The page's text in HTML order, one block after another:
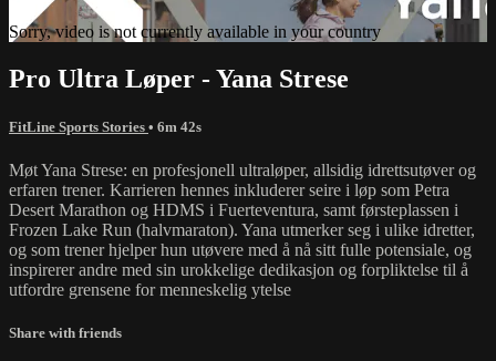
Sorry, video is not currently available in your country
Pro Ultra Løper - Yana Strese
FitLine Sports Stories • 6m 42s
Møt Yana Strese: en profesjonell ultraløper, allsidig idrettsutøver og
erfaren trener. Karrieren hennes inkluderer seire i løp som Petra
Desert Marathon og HDMS i Fuerteventura, samt førsteplassen i
Frozen Lake Run (halvmaraton). Yana utmerker seg i ulike idretter,
og som trener hjelper hun utøvere med å nå sitt fulle potensiale, og
inspirerer andre med sin urokkelige dedikasjon og forpliktelse til å
utfordre grensene for menneskelig ytelse
Share with friends